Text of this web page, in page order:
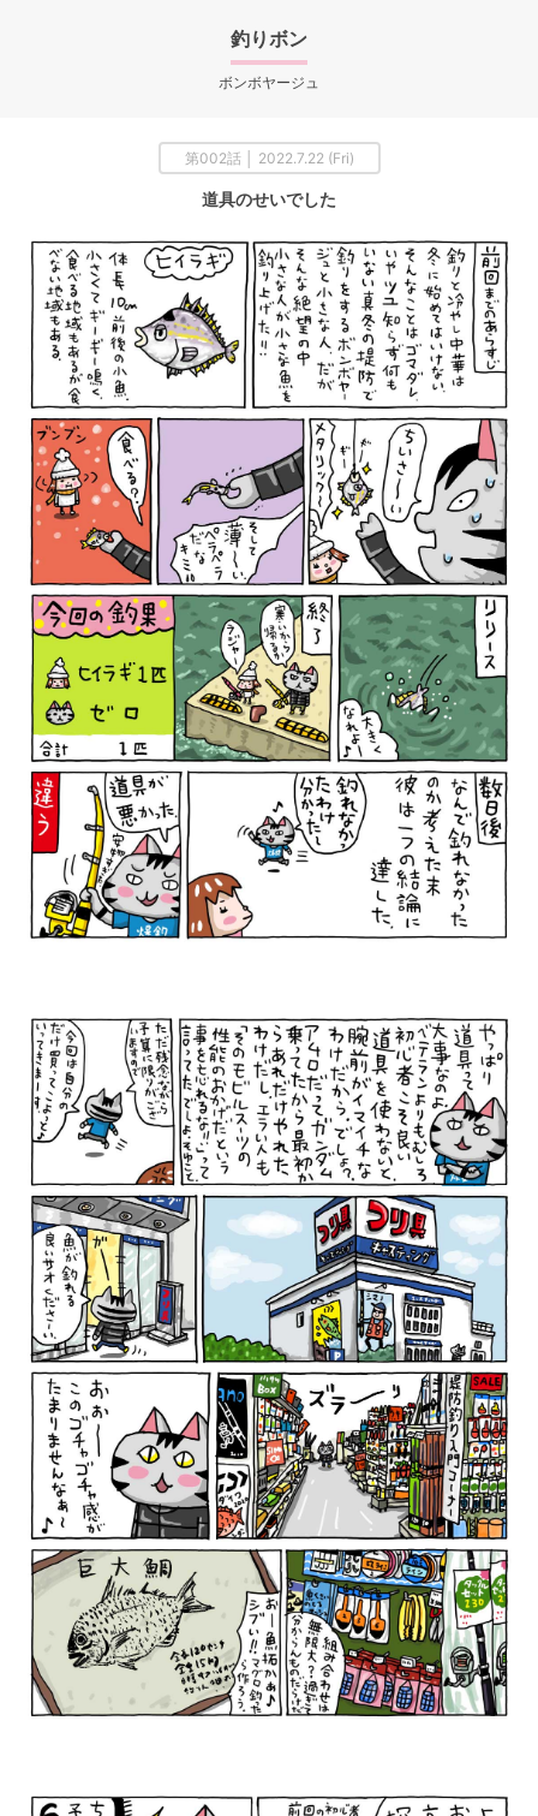
釣りボン
ボンボヤージュ
第002話 │ 2022.7.22 (Fri)
道具のせいでした